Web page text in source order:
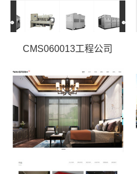
CMS060013工程公司